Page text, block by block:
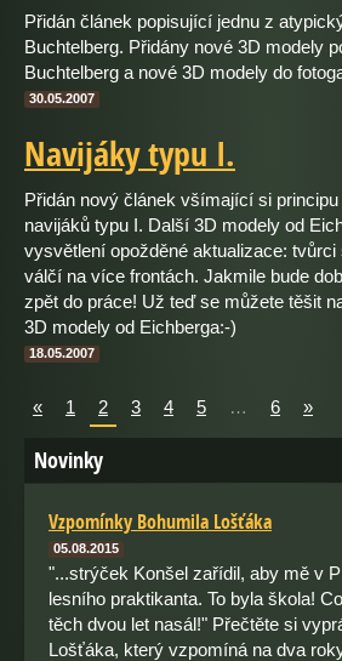
Přidán článek popisující jednu z
Buchtelberg. Přidány nové 3D modely
Buchtelberg a nové 3D modely do
30.05.2007
Navijáky typu I.
Přidán nový článek všímající si
navijáků typu I. Další 3D modely od
vysvětlení opožděné aktualizace:
válčí na více frontách. Jakmile bude
zpět do práce! Už teď se můžete těšit
3D modely od Eichberga:-)
18.05.2007
« 1 2 3 4 5 … 6 »
Novinky
Vzpomínky Bohumila Lošťáka
05.08.2015
"...strýček Konšel zařídil, aby mě v
lesního praktikanta. To byla škola!
těch dvou let nasál!" Přečtěte si
Lošťáka, který vzpomíná na dva